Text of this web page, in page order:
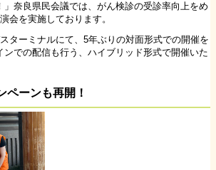
」奈良県民会議では、がん検診の受診率向上をめ
会を実施しております。
ターミナルにて、5年ぶりの対面形式での開催を
ンでの配信も行う、ハイブリッド形式で開催いた
ペーンも再開！